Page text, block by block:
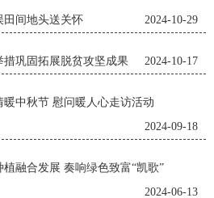
田间地头送关怀 2024-10-29
巩固拓展脱贫攻坚成果 2024-10-17
中秋节 慰问暖人心走访活动
2024-09-18
融合发展 奏响绿色致富“凯歌”
2024-06-13